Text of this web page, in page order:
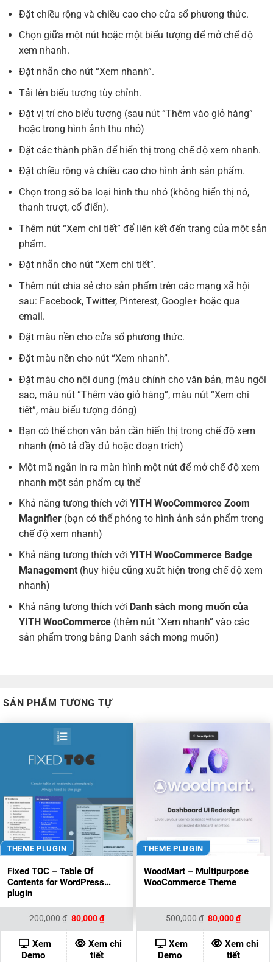
Đặt chiều rộng và chiều cao cho cửa sổ phương thức.
Chọn giữa một nút hoặc một biểu tượng để mở chế độ
xem nhanh.
Đặt nhãn cho nút “Xem nhanh”.
Tải lên biểu tượng tùy chỉnh.
Đặt vị trí cho biểu tượng (sau nút “Thêm vào giỏ hàng”
hoặc trong hình ảnh thu nhỏ)
Đặt các thành phần để hiển thị trong chế độ xem nhanh.
Đặt chiều rộng và chiều cao cho hình ảnh sản phẩm.
Chọn trong số ba loại hình thu nhỏ (không hiển thị nó,
thanh trượt, cổ điển).
Thêm nút “Xem chi tiết” để liên kết đến trang của một sản
phẩm.
Đặt nhãn cho nút “Xem chi tiết”.
Thêm nút chia sẻ cho sản phẩm trên các mạng xã hội
sau: Facebook, Twitter, Pinterest, Google+ hoặc qua
email.
Đặt màu nền cho cửa sổ phương thức.
Đặt màu nền cho nút “Xem nhanh”.
Đặt màu cho nội dung (màu chính cho văn bản, màu ngôi
sao, màu nút “Thêm vào giỏ hàng”, màu nút “Xem chi
tiết”, màu biểu tượng đóng)
Bạn có thể chọn văn bản cần hiển thị trong chế độ xem
nhanh (mô tả đầy đủ hoặc đoạn trích)
Một mã ngắn in ra màn hình một nút để mở chế độ xem
nhanh một sản phẩm cụ thể
Khả năng tương thích với YITH WooCommerce Zoom
Magnifier(bạn có thể phóng to hình ảnh sản phẩm trong
chế độ xem nhanh)
Khả năng tương thích với YITH WooCommerce Badge
Management(huy hiệu cũng xuất hiện trong chế độ xem
nhanh)
Khả năng tương thích với Danh sách mong muốn của
YITH WooCommerce(thêm nút “Xem nhanh” vào các
sản phẩm trong bảng Danh sách mong muốn)
SẢN PHẨM TƯƠNG TỰ
THEME PLUGIN
Fixed TOC – Table Of
Contents for WordPress
plugin
200,000₫ Giá
gốc
là:
200,000 ₫.
80,000₫Giá
hiện
tại
là:
80,000 ₫.
Xem
Demo
Xem chi
tiết
THEME PLUGIN
WoodMart – Multipurpose
WooCommerce Theme
500,000₫ Giá
gốc
là:
500,000 ₫.
80,000₫Giá
hiện
tại
là:
80,000
Xem
Demo
Xem chi
tiết